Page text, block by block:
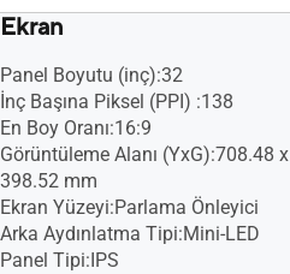
Ekran
Panel Boyutu (inç):32
İnç Başına Piksel (PPI) :138
En Boy Oranı:16:9
Görüntüleme Alanı (YxG):708.48 x
398.52 mm
Ekran Yüzeyi:Parlama Önleyici
Arka Aydınlatma Tipi:Mini-LED
Panel Tipi:IPS